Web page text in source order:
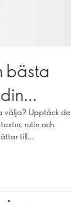
bästa
välja? Upptäck de
rutin och
till